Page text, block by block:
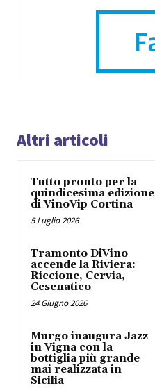
Altri articoli
Tutto pronto per la
quindicesima edizione
di VinoVip Cortina
5 Luglio 2026
Tramonto DiVino
accende la Riviera:
Riccione, Cervia,
Cesenatico
24 Giugno 2026
Murgo inaugura Jazz
in Vigna con la
bottiglia più grande
mai realizzata in
Sicilia